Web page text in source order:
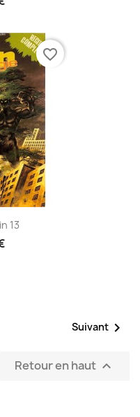
13
favorite_border
Suivant 
Retour en haut 